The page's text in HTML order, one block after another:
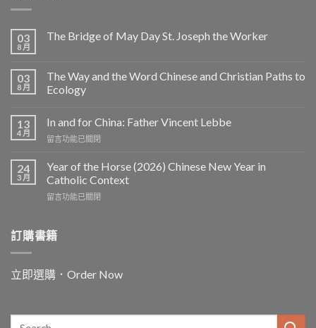
03
8 月
The Bridge of May Day St. Joseph the Worker
03
8 月
The Way and the Word Chinese and Christian Paths to
Ecology
13
4 月
In and for China: Father Vincent Lebbe
在
and
China:
Father
中
留言功能已關閉
24
3 月
Year of the Horse (2026) Chinese New Year in
Catholic Context
在
the
Horse
Chinese
New
Catholic
留言功能已關閉
訂購書籍
立即選購．Order Now